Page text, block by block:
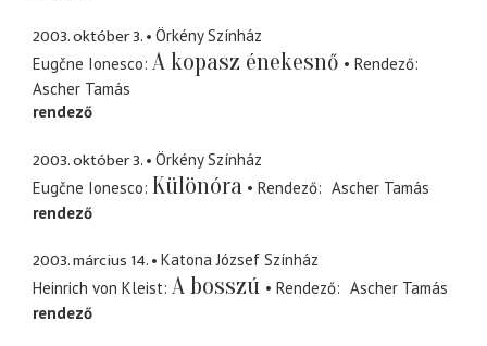
2003. október 3.
Örkény Színház
Eugčne Ionesco A kopasz énekesnő
Rendező
Ascher Tamás
rendező
2003. október 3.
Örkény Színház
Eugčne Ionesco Különóra Rendező
Ascher Tamás
rendező
2003. március 14.
Katona József Színház
Heinrich von Kleist A bosszú Rendező
Ascher Tamás
rendező